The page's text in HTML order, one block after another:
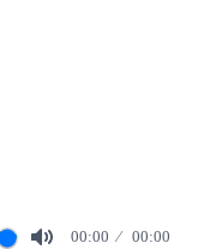
00:00 00:00